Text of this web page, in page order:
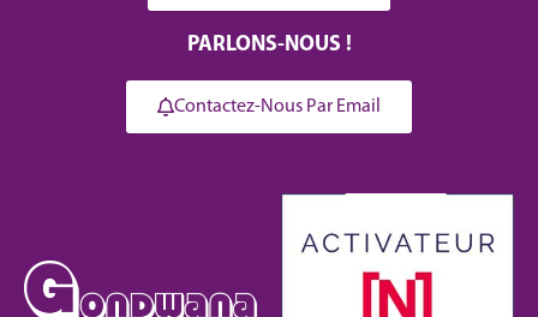
PARLONS-NOUS !
Contactez-Nous Par Email